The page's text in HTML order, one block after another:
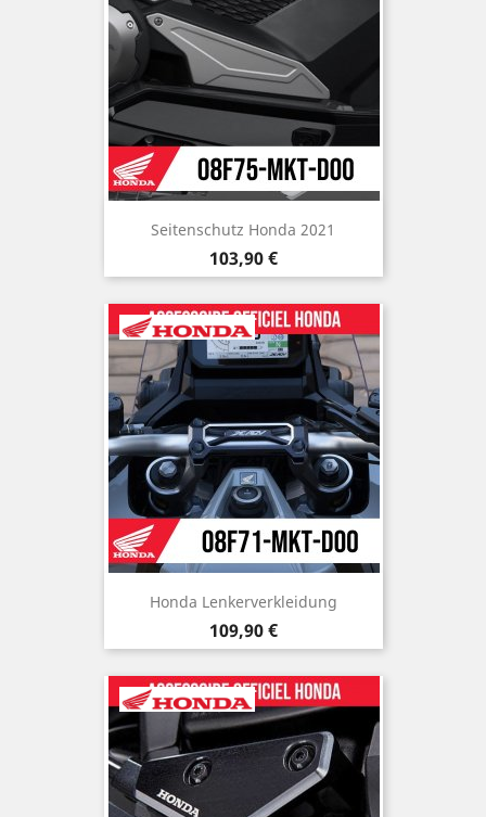
Seitenschutz Honda 2021
Preis
103,90 €
Honda Lenkerverkleidung
Preis
109,90 €